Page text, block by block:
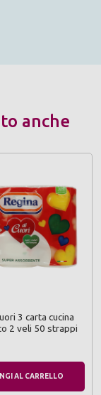
anche
3 carta cucina
2 veli 50 strappi
AL CARRELLO